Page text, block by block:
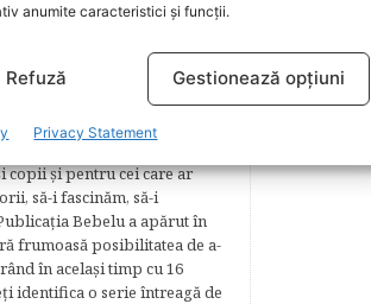
anumite caracteristici și funcții.
Refuză Gestionează opțiuni
Privacy Statement
plăcerea graficienilor ei de
de creştere şi îngrijire a
şi pentru cei care ar
să-i fascinăm, să-i
Bebelu a apărut în
frumoasă posibilitatea de a-
în acelaşi timp cu 16
identifica o serie întreagă de
RETETE